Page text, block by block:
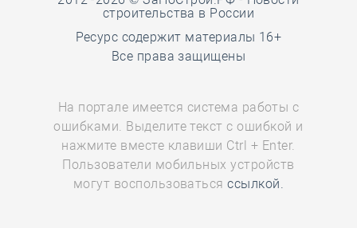
строительства в России
Ресурс содержит материалы 16+
Все права защищены
На портале имеется система работы с
ошибками. Выделите текст с ошибкой и
нажмите вместе клавиши Ctrl + Enter.
Пользователи мобильных устройств
могут воспользоватьсяссылкой.